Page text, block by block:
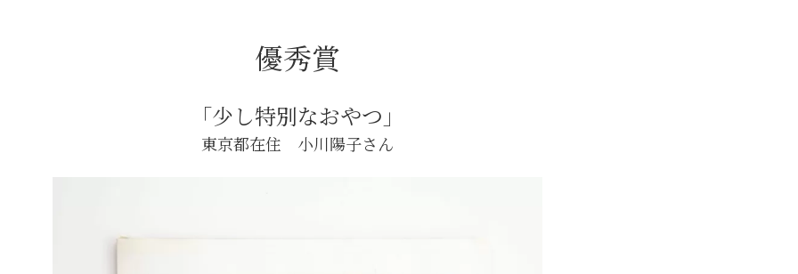
優秀賞
「少し特別なおやつ」
東京都在住 小川陽子さん